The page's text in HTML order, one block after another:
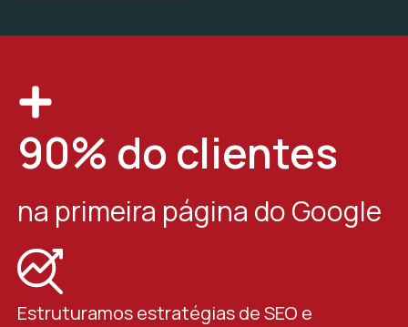
90% do clientes
na primeira página do Google
Estruturamos estratégias de SEO e